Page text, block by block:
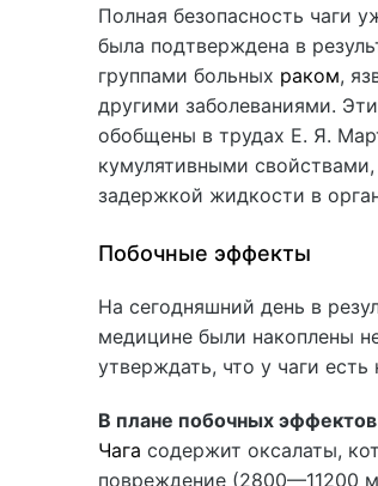
Полная безопасность чаги
была подтверждена в
группами больных раком,
другими заболеваниями.
обобщены в трудах Е. Я.
кумулятивными
задержкой жидкости в
Побочные эффекты
На сегодняшний день в
медицине были накоплены
утверждать, что у чаги
В плане побочных
Чага содержит оксалаты,
повреждение (2800—11200